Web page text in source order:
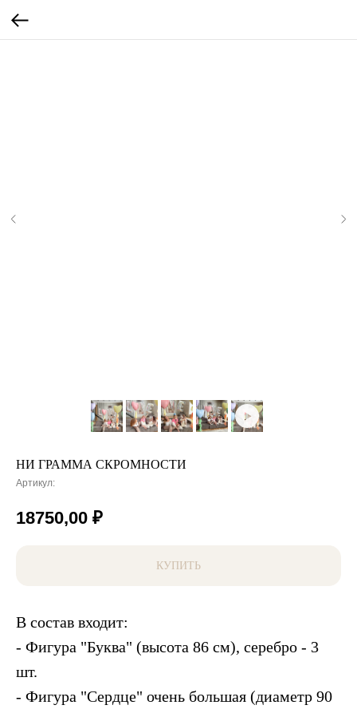
НИ ГРАММА СКРОМНОСТИ
Артикул:
18750,00 ₽
КУПИТЬ
В состав входит:
- Фигура "Буква" (высота 86 см), серебро - 3
шт.
- Фигура "Сердце" очень большая (диаметр 90